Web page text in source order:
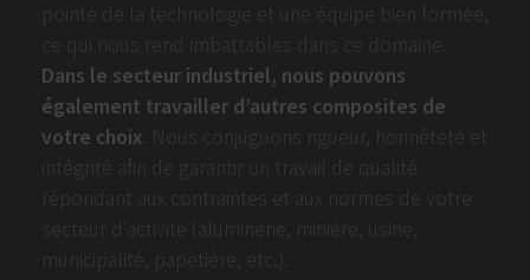
pointe de la technologie et une équipe bien formée,
ce qui nous rend imbattables dans ce domaine.
Dans le secteur industriel, nous pouvons
également travailler d’autres composites de
votre choix . Nous conjuguons rigueur, honnêteté et
intégrité afin de garantir un travail de qualité
répondant aux contraintes et aux normes de votre
secteur d’activité (aluminerie, minière, usine,
municipalité, papetière, etc.).